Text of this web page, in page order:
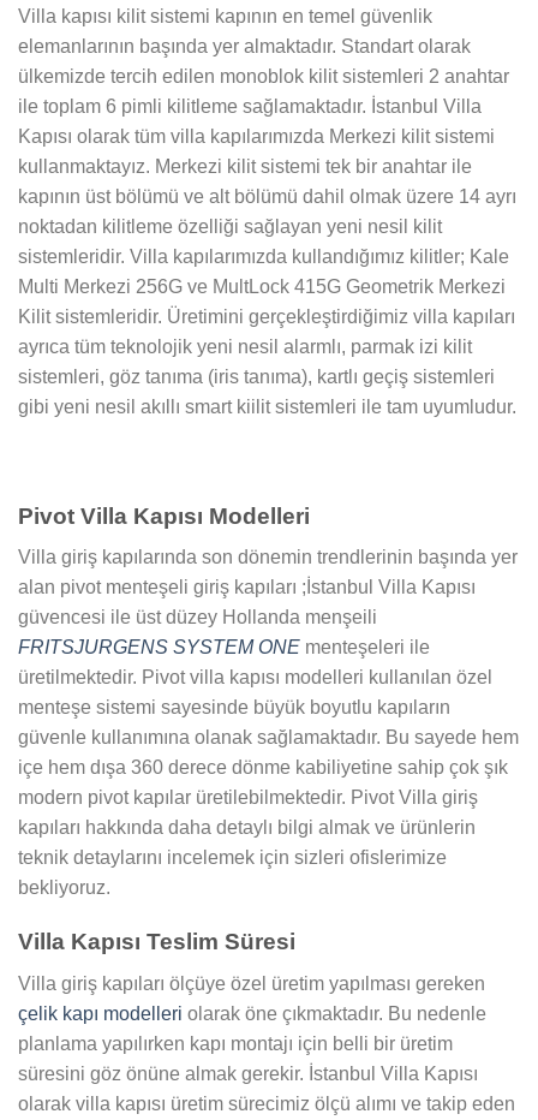
Villa kapısı kilit sistemi kapının en temel güvenlik
elemanlarının başında yer almaktadır. Standart olarak
ülkemizde tercih edilen monoblok kilit sistemleri 2 anahtar
ile toplam 6 pimli kilitleme sağlamaktadır. İstanbul Villa
Kapısı olarak tüm villa kapılarımızda Merkezi kilit sistemi
kullanmaktayız. Merkezi kilit sistemi tek bir anahtar ile
kapının üst bölümü ve alt bölümü dahil olmak üzere 14 ayrı
noktadan kilitleme özelliği sağlayan yeni nesil kilit
sistemleridir. Villa kapılarımızda kullandığımız kilitler; Kale
Multi Merkezi 256G ve MultLock 415G Geometrik Merkezi
Kilit sistemleridir. Üretimini gerçekleştirdiğimiz villa kapıları
ayrıca tüm teknolojik yeni nesil alarmlı, parmak izi kilit
sistemleri, göz tanıma (iris tanıma), kartlı geçiş sistemleri
gibi yeni nesil akıllı smart kiilit sistemleri ile tam uyumludur.
Pivot Villa Kapısı Modelleri
Villa giriş kapılarında son dönemin trendlerinin başında yer
alan pivot menteşeli giriş kapıları ;İstanbul Villa Kapısı
güvencesi ile üst düzey Hollanda menşeili
FRITSJURGENS SYSTEM ONE menteşeleri ile
üretilmektedir. Pivot villa kapısı modelleri kullanılan özel
menteşe sistemi sayesinde büyük boyutlu kapıların
güvenle kullanımına olanak sağlamaktadır. Bu sayede hem
içe hem dışa 360 derece dönme kabiliyetine sahip çok şık
modern pivot kapılar üretilebilmektedir. Pivot Villa giriş
kapıları hakkında daha detaylı bilgi almak ve ürünlerin
teknik detaylarını incelemek için sizleri ofislerimize
bekliyoruz.
Villa Kapısı Teslim Süresi
Villa giriş kapıları ölçüye özel üretim yapılması gereken
çelik kapı modelleri olarak öne çıkmaktadır. Bu nedenle
planlama yapılırken kapı montajı için belli bir üretim
süresini göz önüne almak gerekir. İstanbul Villa Kapısı
olarak villa kapısı üretim sürecimiz ölçü alımı ve takip eden